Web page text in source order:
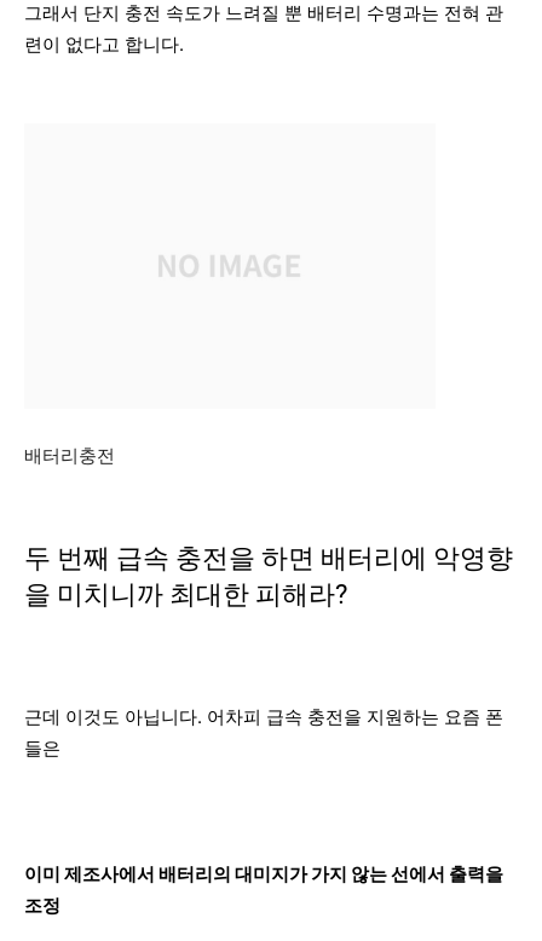
그래서 단지 충전 속도가 느려질 뿐 배터리 수명과는 전혀 관
련이 없다고 합니다.
배터리충전
두 번째 급속 충전을 하면 배터리에 악영향
을 미치니까 최대한 피해라?
근데 이것도 아닙니다. 어차피 급속 충전을 지원하는 요즘 폰
들은
이미 제조사에서 배터리의 대미지가 가지 않는 선에서 출력을
조정